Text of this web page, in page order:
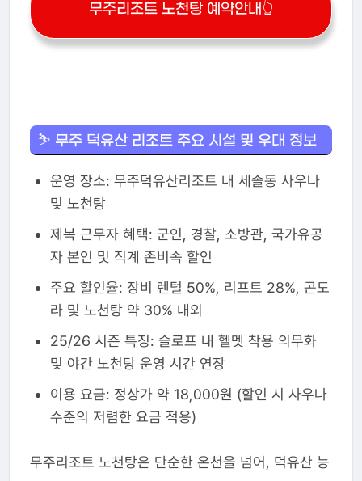
무주리조트 노천탕 예약안내👆
⛷️ 무주 덕유산 리조트 주요 시설 및 우대 정보
운영 장소: 무주덕유산리조트 내 세솔동 사우나
및 노천탕
제복 근무자 혜택: 군인, 경찰, 소방관, 국가유공
자 본인 및 직계 존비속 할인
주요 할인율: 장비 렌털 50%, 리프트 28%, 곤도
라 및 노천탕 약 30% 내외
25/26 시즌 특징: 슬로프 내 헬멧 착용 의무화
및 야간 노천탕 운영 시간 연장
이용 요금: 정상가 약 18,000원 (할인 시 사우나
수준의 저렴한 요금 적용)
무주리조트 노천탕은 단순한 온천을 넘어, 덕유산 능